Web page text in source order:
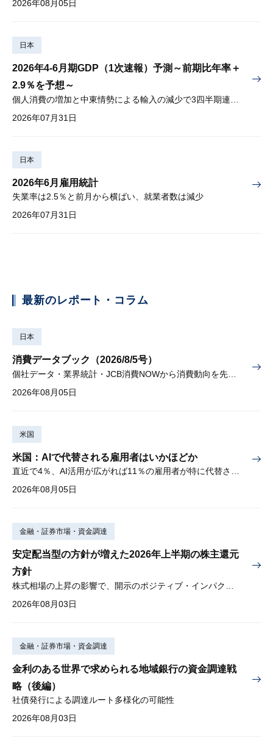
2026年08月05日
日本
2026年4-6月期GDP（1次速報）予測～前期比年率＋
2.9％を予想～
2026年07月31日
日本
2026年6月雇用統計
失業率は2.5％と前月から横ばい、就業者数は減少
2026年07月31日
最新のレポート・コラム
日本
消費データブック（2026/8/5号）
2026年08月05日
米国
米国：AIで代替される雇用者はいかほどか
直近で4％、AI活用が広がれば11％の雇用者が特に代替されやすい
2026年08月05日
金融・証券市場・資金調達
安定配当型の方針が増えた2026年上半期の株主還元
方針
2026年08月03日
金融・証券市場・資金調達
金利のある世界で求められる地域銀行の資金調達戦
略（後編）
社債発行による調達ルート多様化の可能性
2026年08月03日